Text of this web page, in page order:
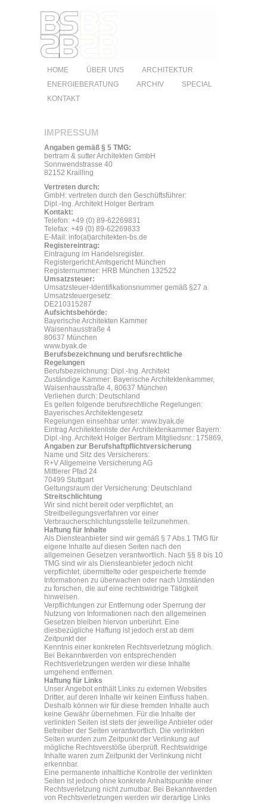
HOME ÜBER UNS
ARCHITEKTUR
ENERGIEBERATUNG
ARCHIV
SPECIAL
KONTAKT
IMPRESSUM
Angaben gemäß § 5 TMG:
bertram & sutter Architekten GmbH
Sonnwendstrasse 40
82152 Krailling
Vertreten durch:
GmbH: vertreten durch den Geschüftsführer:
Dipl.-Ing. Architekt Holger Bertram
Kontakt:
Telefon: +49 (0) 89-62269831
Telefax: +49 (0) 89-62269833
E-Mail: info(at)architekten-bs.de
Registereintrag:
Eintragung im Handelsregister.
Registergericht:Amtsgericht München
Registernummer: HRB München 132522
Umsatzsteuer:
Umsatzsteuer-Identifikationsnummer gemäß §27 a
Umsatzsteuergesetz:
DE210315287
Aufsichtsbehörde:
Bayerische Architekten Kammer
Waisenhausstraße 4
80637 München
www.byak.de
Berufsbezeichnung und berufsrechtliche
Regelungen
Berufsbezeichnung: Dipl.-Ing. Architekt
Zuständige Kammer: Bayerische Architektenkammer,
Waisenhausstraße 4, 80637 München
Verliehen durch: Deutschland
Es gelten folgende berufsrechtliche Regelungen:
Bayerisches Architektengesetz
Regelungen einsehbar unter: www.byak.de
Eintrag Architektenliste der Architektenkammer Bayern:
Dipl.-Ing. Architekt Holger Bertram Mitgliedsnr.: 175869,
Angaben zur Berufshaftpflichtversicherung
Name und Sitz des Versicherers:
R+V Allgemeine Versicherung AG
Mittlerer Pfad 24
70499 Stuttgart
Geltungsraum der Versicherung: Deutschland
Streitschlichtung
Wir sind nicht bereit oder verpflichtet, an
Streitbeilegungsverfahren vor einer
Verbraucherschlichtungsstelle teilzunehmen.
Haftung für Inhalte
Als Diensteanbieter sind wir gemäß § 7 Abs.1 TMG für
eigene Inhalte auf diesen Seiten nach den
allgemeinen Gesetzen verantwortlich. Nach §§ 8 bis 10
TMG sind wir als Diensteanbieter jedoch nicht
verpflichtet, übermittelte oder gespeicherte fremde
Informationen zu überwachen oder nach Umständen
zu forschen, die auf eine rechtswidrige Tätigkeit
hinweisen.
Verpflichtungen zur Entfernung oder Sperrung der
Nutzung von Informationen nach den allgemeinen
Gesetzen bleiben hiervon unberührt. Eine
diesbezügliche Haftung ist jedoch erst ab dem
Zeitpunkt der
Kenntnis einer konkreten Rechtsverletzung möglich.
Bei Bekanntwerden von entsprechenden
Rechtsverletzungen werden wir diese Inhalte
umgehend entfernen.
Haftung für Links
Unser Angebot enthält Links zu externen Websites
Dritter, auf deren Inhalte wir keinen Einfluss haben.
Deshalb können wir für diese fremden Inhalte auch
keine Gewähr übernehmen. Für die Inhalte der
verlinkten Seiten ist stets der jeweilige Anbieter oder
Betreiber der Seiten verantwortlich. Die verlinkten
Seiten wurden zum Zeitpunkt der Verlinkung auf
mögliche Rechtsverstöße überprüft. Rechtswidrige
Inhalte waren zum Zeitpunkt der Verlinkung nicht
erkennbar.
Eine permanente inhaltliche Kontrolle der verlinkten
Seiten ist jedoch ohne konkrete Anhaltspunkte einer
Rechtsverletzung nicht zumutbar. Bei Bekanntwerden
von Rechtsverletzungen werden wir derartige Links